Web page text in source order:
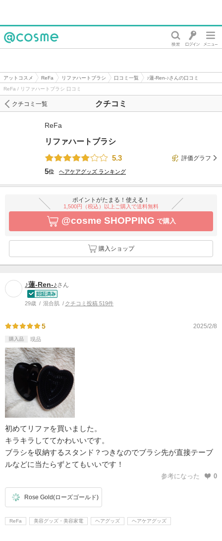
アットコスメ ReFa リファハートブラシ 口コミ一覧
♪蓮-Ren-♪さんの口コミ
ReFa / リファハートブラシ 口コミ
クチコミ
クチコミ一覧
ReFa
リファハートブラシ
5.3
評価グラフ
5位 ヘアケアグッズ ランキング
ポイントがたまる！使える！
1,500円（税込）以上ご購入で送料無料
@cosme SHOPPING で購入
購入ショップ
♪蓮-Ren-♪さん
29歳 混合肌 クチコミ投稿 519件
5 2025/2/8
購入品 現品
初めてリファを買いました。
キラキラしててかわいいです。
ブラシを収納するスタンド？つきなのでブラシ先が直接テーブ
ルなどに当たらずとてもいいです！
参考になった 0
Rose Gold(ローズゴールド)
ReFa 美容グッズ・美容家電 ヘアグッズ ヘアケアグッズ